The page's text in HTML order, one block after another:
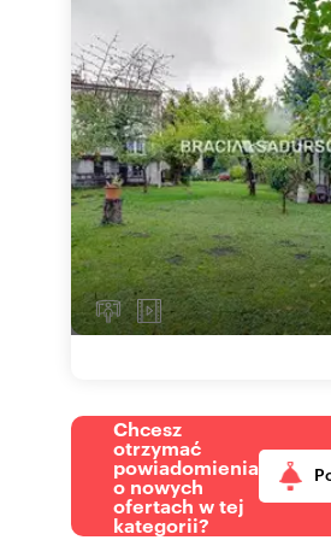
Chcesz
otrzymać
powiadomienia
o nowych
ofertach w tej
kategorii?